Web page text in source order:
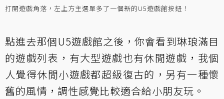
打開遊戲角落，左上方主選單多了一個新的U5遊戲館按鈕！
點進去那個U5遊戲館之後，你會看到琳琅滿目
的遊戲列表，有大型遊戲也有休閒遊戲，我個
人覺得休閒小遊戲都超級復古的，另有一種懷
舊的風情，調性感覺比較適合給小朋友玩。